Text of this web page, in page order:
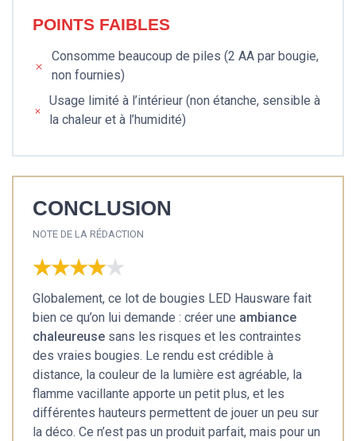
POINTS FAIBLES
Consomme beaucoup de piles (2 AA par bougie,
non fournies)
Usage limité à l’intérieur (non étanche, sensible à
la chaleur et à l’humidité)
CONCLUSION
NOTE DE LA RÉDACTION
★★★★★
★★★★★
Globalement, ce lot de bougies LED Hausware fait
bien ce qu’on lui demande : créer une ambiance
chaleureuse sans les risques et les contraintes
des vraies bougies. Le rendu est crédible à
distance, la couleur de la lumière est agréable, la
flamme vacillante apporte un petit plus, et les
différentes hauteurs permettent de jouer un peu sur
la déco. Ce n’est pas un produit parfait, mais pour un